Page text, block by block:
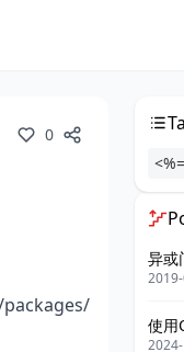
0
异或
使用